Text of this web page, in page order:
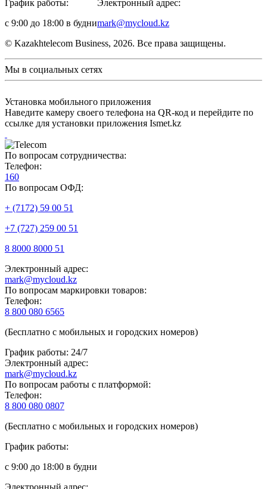
График работы:
с 9:00 до 18:00 в будни
Электронный адрес:
mark@mycloud.kz
© Kazakhtelecom Business, 2026. Все права защищены.
Мы в социальных сетях
Установка мобильного приложения
Наведите камеру своего телефона на QR-код и перейдите по
ссылке для установки приложения Ismet.kz
По вопросам сотрудничества:
Телефон:
160
По вопросам ОФД:
+ (7172) 59 00 51
+7 (727) 259 00 51
8 8000 8000 51
Электронный адрес:
mark@mycloud.kz
По вопросам маркировки товаров:
Телефон:
8 800 080 6565
(Бесплатно с мобильных и городских номеров)
График работы: 24/7
Электронный адрес:
mark@mycloud.kz
По вопросам работы с платформой:
Телефон:
8 800 080 0807
(Бесплатно с мобильных и городских номеров)
График работы:
с 9:00 до 18:00 в будни
Электронный адрес: